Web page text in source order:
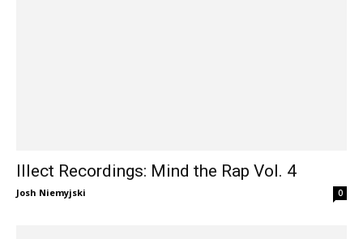
Illect Recordings: Mind the Rap Vol. 4
Josh Niemyjski 0